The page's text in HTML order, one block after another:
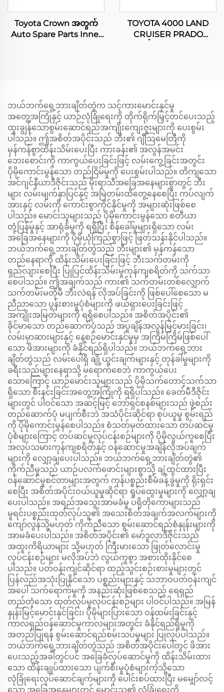
Toyota Crown အတွက်
Auto Spare Parts Inner
TOYOTA 4000 LAND
CRUISER PRADO
ဘယ်ဘက်ရှေ့ဘားချိတ်တွဲက သင့်ကားမောင်းနှင်မှု
အတွေ့အကြုံနှင့် ယာဉ်လုံခြုံရေးကို တိုက်ရိုက်မြှင့်တင်ပေးသည့်
ထူးချွန်သောစွမ်းဆောင်ရည်အကျိုးကျေးဇူးများကို ပေးစွမ်း
ပါသည်။ ဤအစိတ်အပိုင်းသည် ဘီး၏ ဂျီဩမေတြီကို
မှန်ကန်စွာထိန်းသိမ်းပေးပြီး ကားခန်း၏ အလွန်အမင်း
ဘေးစောင်းကို ကာကွယ်ပေးခြင်းဖြင့် လမ်းကွေ့ခြင်းအတွင်း
ပိုမိုကောင်းမွန်သော တည်ငြိမ်မှုကို ပေးစွမ်းပါသည်။ တိကျသော
အင်ဂျင်နီယာဒီဇိုင်းသည် မိုးရာသီအခြေအနေများစွာတွင် ဘီး
များ လမ်းမျက်နှာပြင်နှင့် အမြဲတမ်းထိတွေ့နေစေပြီး ကပ်လျက်
အားနှင့် လမ်းကို ကောင်းစွာကိုင်နိုင်မှုကို အများဆုံးဖြစ်စေ
ပါသည်။ မောင်းသူများသည် ပိုမိုကောင်းမွန်သော စတီယာ
တုံ့ပြန်မှုနှင့် အာရုံခံမှုကို ရရှိပြီး စိန်ခေါ်မှုများရှိသော လမ်း
အခြေအနေများကို ပိုမိုယုံကြည်စွာဖြင့် ဖြတ်သန်းနိုင်ပါသည်။
ဘယ်ဘက်ရှေ့ဘားချိတ်တွဲသည် ဘီးများ၏ မှန်ကန်သော
တည်နေရာကို ထိန်းသိမ်းပေးခြင်းဖြင့် ဘီးသက်တမ်းကို
ရှည်လျားစေပြီး ပြုပြင်ထိန်းသိမ်းမှုကုန်ကျစရိတ်ကို သက်သာ
စေပါသည်။ ဤအချက်သည် ကား၏ သက်တမ်းတစ်လျှောက်
သက်တမ်းမတိုမီ ဘီးလဲရန် လိုအပ်ခြင်းကို ဖြစ်ပေါ်စေသော မ
ညီညာသော ပွန်းစားမှုပုံစံများကို ဖယ်ရှားပေးခြင်းဖြင့်
အကျိုးအမြတ်များကို ရရှိစေပါသည်။ အစိတ်အပိုင်း၏
ခိုင်မာသော တည်ဆောက်ပုံသည် အပူချိန်အလွန်မြင့်မားခြင်း၊
လမ်းမှာဆားများနှင့် နေ့စဉ်မောင်းနှင်မှုမှ အကြိမ်ကြိမ်ဖြစ်ပေါ်
သော ဖိအားများကို ခံနိုင်ရည်ရှိပါသည်။ ဘယ်ဘက်ရှေ့ဘား
ချိတ်တွဲသည် လမ်းပေါ်ရှိ ချို့ယွင်းချက်များနှင့် တုန်ခါမှုများကို
ခရီးသည်များနေရာသို့ မရောက်စေဘဲ ကာကွယ်ပေး
သောကြောင့် ယာဉ်မောင်းသူများသည် ပိုမိုသက်တောင့်သက်သာ
ရှိသော စီးနင်းခြင်းအတွေ့အကြုံကို ရရှိပါသည်။ ခေတ်မီဒီဇိုင်း
များတွင် ပါဝင်သော အဆင့်မြင့် ဘော်ရှင်စနစ်များသည် ဖွဲ့စည်း
တည်ဆောက်ပုံ မပျက်စီးဘဲ အသံပိုင်းဆိုင်ရာ စုပ်ယူမှု စွမ်းရည်
ကို ပိုမိုကောင်းမွန်စေပါသည်။ စံသတ်မှတ်ထားသော တပ်ဆင်မှု
ပုံစံများကြောင့် တပ်ဆင်မှုလုပ်ငန်းစဉ်များကို ပိုမိုလွယ်ကူစေပြီး
အလုပ်သမားကုန်ကျစရိတ်နှင့် ဝန်ဆောင်မှုအချိန်လိုအပ်ချက်
များကို လျှော့ချပေးပါသည်။ ဘယ်ဘက်ရှေ့ဘားချိတ်တွဲ၏
ကိုက်ညီမှုသည် ယာဉ်ပလက်ဖောင်းများစွာသို့ ချဲ့ထွင်ထားပြီး
ဝန်ဆောင်မှုစင်တာများအတွက် ကုန်ပစ္စည်းစီမံခန့်ခွဲမှုကို ရိုးရှင်း
စေပြီး အစိတ်အပိုင်းဝယ်ယူမှုဆိုင်ရာ ရှုပ်ထွေးမှုများကို လျှော့ချ
ပေးပါသည်။ အရည်အသွေးအာမခံမှု ပရိုတိုကောများသည်
မူရင်းပစ္စည်းထုတ်လုပ်သူ၏ အသေးစိတ်အချက်အလက်များကို
ကျော်လွန်သို့မဟုတ် ကိုက်ညီသော စွမ်းဆောင်ရည်စံနှုန်းများကို
အာမခံပေးပါသည်။ အစိတ်အပိုင်း၏ မော်ဒူလာဒီဇိုင်းသည်
အထူးကိရိယာများ သို့မဟုတ် ကြီးမားသော ဖြုတ်လောင်းမှု
လုပ်ငန်းစဉ်များ မလိုအပ်ဘဲ လွယ်ကူစွာ အစားထိုးနိုင်စေ
ပါသည်။ ပတ်ဝန်းကျင်ဆိုင်ရာ ထည့်သွင်းစဉ်းစားမှုများတွင်
ပြန်လည်အသုံးပြုနိုင်သော ပစ္စည်းများနှင့် သဘာဝပတ်ဝန်းကျင်
အပေါ် သက်ရောက်မှုကို အနည်းဆုံးဖြစ်စေသည့် ရေရှည်
တည်တံ့သော ထုတ်လုပ်မှုလုပ်ငန်းစဉ်များ ပါဝင်ပါသည်။ အမြန်
နှုန်းမြင့်မောင်းနှင်ခြင်း၊ ပိုမိုများပြားသော ဝန်ထမ်းခြင်းနှင့်
ကာလရှည်ဝန်ဆောင်မှုကာလများအတွင်း ခံနိုင်ရည်ရှိမှုကို
အတည်ပြုရန် စွမ်းဆောင်ရည်စမ်းသပ်မှုများ ပြုလုပ်ပါသည်။
ဘယ်ဘက်ရှေ့ဘားချိတ်တွဲသည် အစိတ်အပိုင်းပေါ်တွင် ဖိအား
ပေးသည့်အခါတွင်ပင် အခြေခံလုပ်ဆောင်မှုကို ထိန်းသိမ်းထား
သော ထိန်းချုပ်ထားသော ပျက်စီးမှုပုံစံများကဲ့သို့သော
လုံခြုံရေးလုပ်ဆောင်ချက်များကို ပေါင်းစပ်ထားပြီး မမျှော်လင့်
သော အခြေအနေများတွင် မောင်းသူ၏ လုံခြုံရေးကို